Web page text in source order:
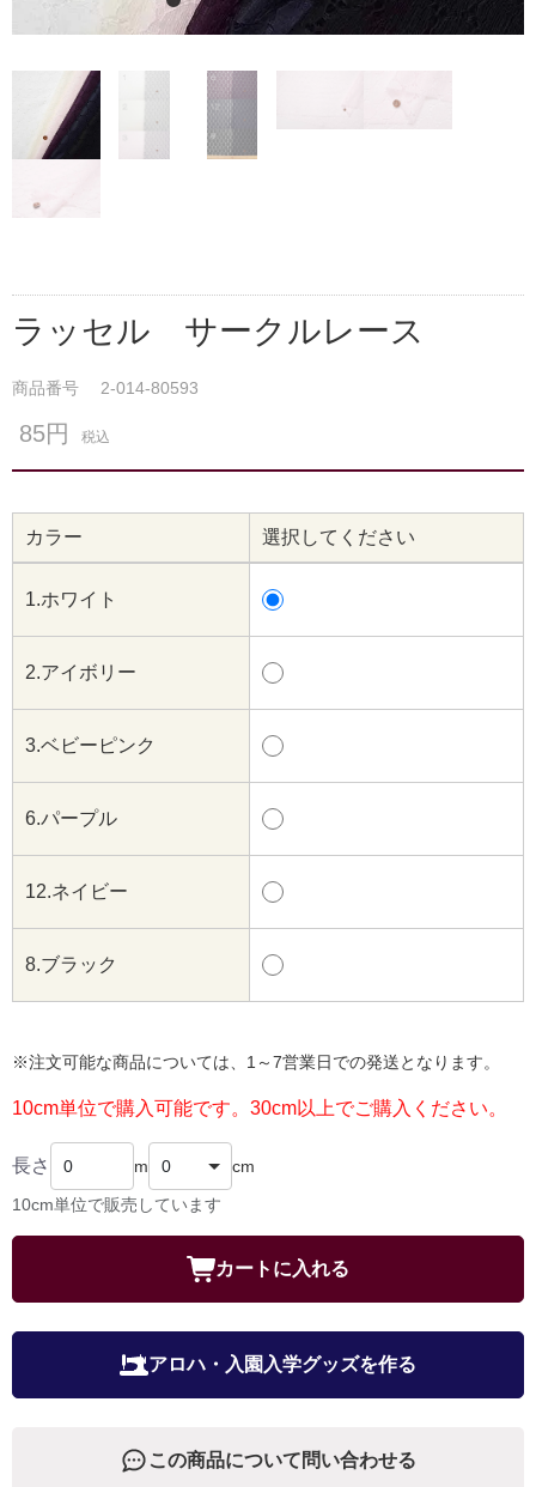
ラッセル サークルレース
商品番号 2-014-80593
85円 税込
カラー 選択してください
1.ホワイト
2.アイボリー
3.ベビーピンク
6.パープル
12.ネイビー
8.ブラック
※注文可能な商品については、1～7営業日での発送となります。
10cm単位で購入可能です。30cm以上でご購入ください。
長さ m cm
10cm単位で販売しています
カートに入れる
アロハ・入園入学グッズを作る
この商品について問い合わせる